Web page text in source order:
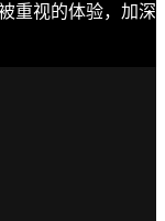
重视的体验，加深